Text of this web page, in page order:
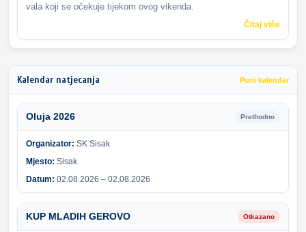
vala koji se očekuje tijekom ovog vikenda.
Čitaj više
Kalendar natjecanja Puni kalendar
Oluja 2026 Prethodno
Organizator: SK Sisak
Mjesto: Sisak
Datum: 02.08.2026 – 02.08.2026
KUP MLADIH GEROVO Otkazano